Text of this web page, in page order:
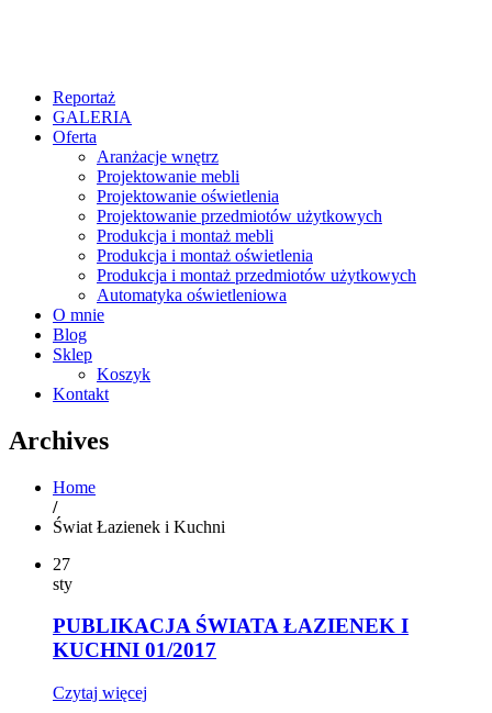
Reportaż
GALERIA
Oferta
Aranżacje wnętrz
Projektowanie mebli
Projektowanie oświetlenia
Projektowanie przedmiotów użytkowych
Produkcja i montaż mebli
Produkcja i montaż oświetlenia
Produkcja i montaż przedmiotów użytkowych
Automatyka oświetleniowa
O mnie
Blog
Sklep
Koszyk
Kontakt
Archives
Home
/
Świat Łazienek i Kuchni
27
sty
PUBLIKACJA ŚWIATA ŁAZIENEK I
KUCHNI 01/2017
Czytaj więcej